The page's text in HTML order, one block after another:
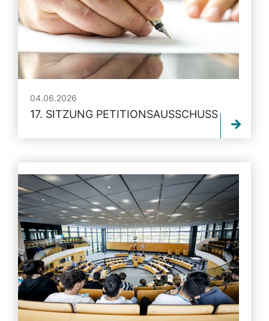
04.06.2026
17. SITZUNG PETITIONSAUSSCHUSS